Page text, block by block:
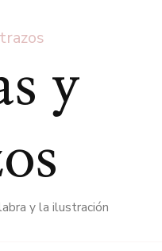
y
y la ilustración